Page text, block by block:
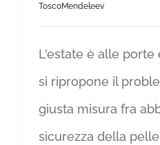
ToscoMendeleev
L'estate è alle porte
si ripropone il
giusta misura fra
sicurezza della